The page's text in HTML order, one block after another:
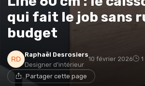
qui fait le job sans
budget
Raphaël Desrosiers
Designer d'intérieur
10 février 2026
Partager cette page